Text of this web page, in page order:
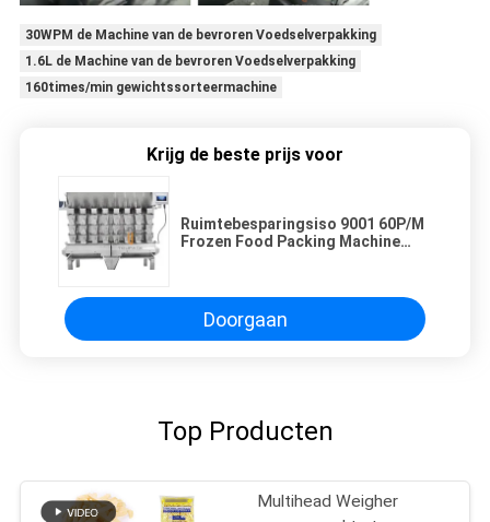
30WPM de Machine van de bevroren Voedselverpakking
1.6L de Machine van de bevroren Voedselverpakking
160times/min gewichtssorteermachine
Krijg de beste prijs voor
Ruimtebesparingsiso 9001 60P/M
Frozen Food Packing Machine
Doorgaan
Top Producten
Multihead Weigher